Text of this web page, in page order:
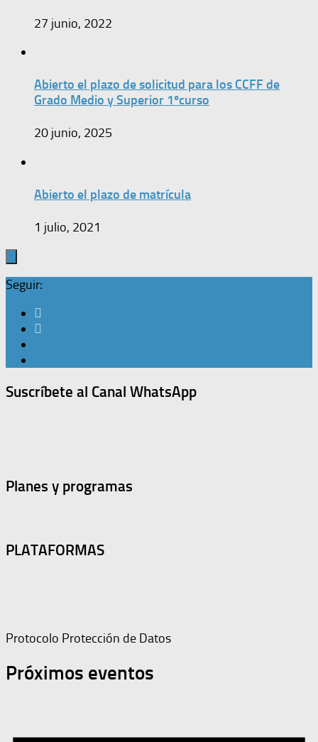
27 junio, 2022
Abierto el plazo de solicitud para los CCFF de
Grado Medio y Superior 1ºcurso
20 junio, 2025
Abierto el plazo de matrícula
1 julio, 2021
Seguir:
Suscríbete al Canal WhatsApp
Planes y programas
PLATAFORMAS
Protocolo Protección de Datos
Próximos eventos